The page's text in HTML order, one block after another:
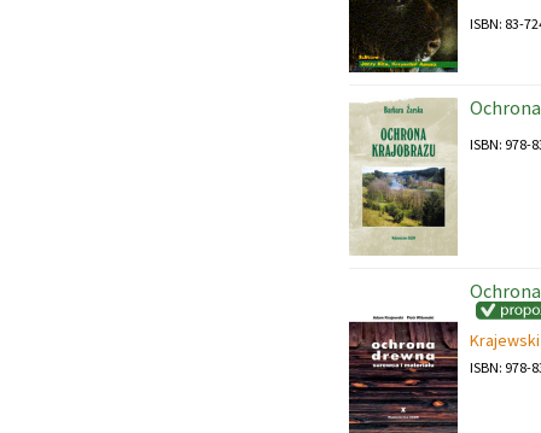
ISBN: 83-
ISBN: 978-
ISBN: 978-